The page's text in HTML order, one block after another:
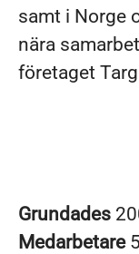
samt i Norge
nära
företaget
Grundades
Medarbetare 5